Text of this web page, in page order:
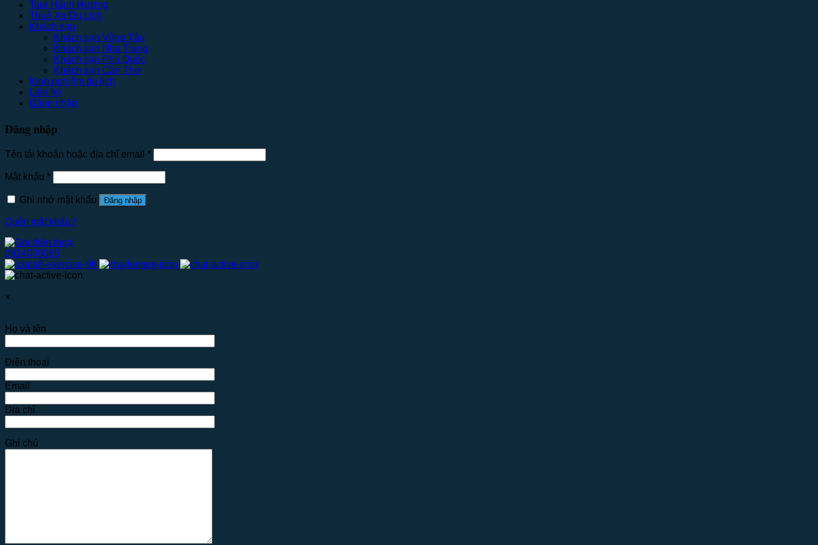
Tour Hành Hương
Thuê Xe Du Lịch
Khách sạn
Khách sạn Vũng Tàu
Khách sạn Nha Trang
Khách sạn Phú Quốc
Khách sạn Cần Thơ
Kinh nghiệm du lịch
Liên hệ
Đăng nhập
Đăng nhập
Tên tài khoản hoặc địa chỉ email *
Mật khẩu *
Ghi nhớ mật khẩu Đăng nhập
Quên mật khẩu?
0914000065
×
Họ và tên
Điện thoại
Email
Địa chỉ
Ghi chú